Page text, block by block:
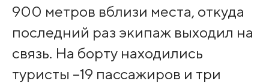
900 метров вблизи места, откуда
последний раз экипаж выходил на
связь. На борту находились
туристы –19 пассажиров и три